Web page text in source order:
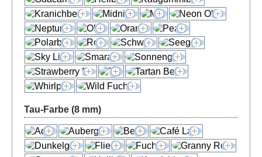
Tau-Farbe (8 mm)